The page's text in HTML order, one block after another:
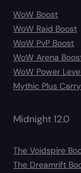
WoW Boost
WoW Raid Boost
WoW PvP Boost
WoW Arena
WoW Power
Mythic Plus Carry
Midnight 12.0
The Voidspire
The Dreamrift